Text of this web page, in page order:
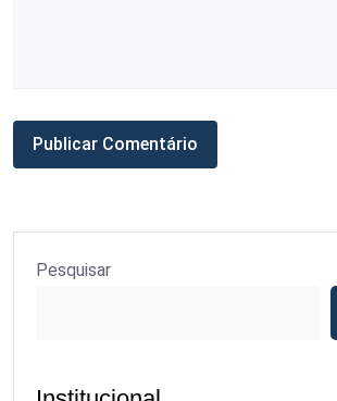
Pesquisar